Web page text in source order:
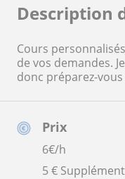
Prix
6€/h
5 €
Description
Cours
de vos demandes.
donc préparez-